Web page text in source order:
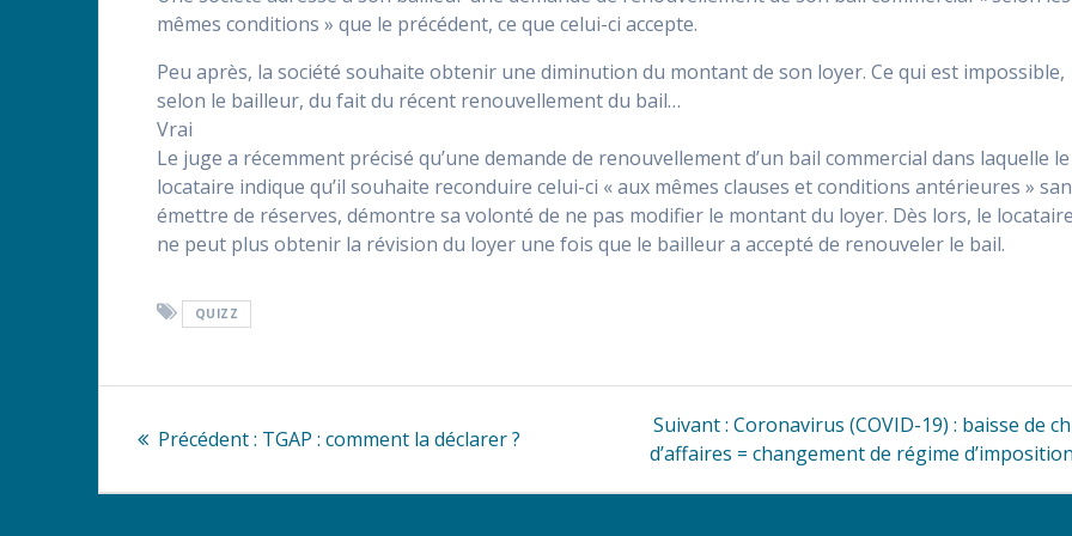
mêmes conditions » que le précédent, ce que celui-ci accepte.
Peu après, la société souhaite obtenir une diminution du montant de son loyer. Ce qui est impossible,
selon le bailleur, du fait du récent renouvellement du bail…
Vrai
Le juge a récemment précisé qu’une demande de renouvellement d’un bail commercial dans laquelle le
locataire indique qu’il souhaite reconduire celui-ci « aux mêmes clauses et conditions antérieures »
émettre de réserves, démontre sa volonté de ne pas modifier le montant du loyer. Dès lors, le locataire
ne peut plus obtenir la révision du loyer une fois que le bailleur a accepté de renouveler le bail.
QUIZZ
Précédent : Article
:
TGAP : comment la déclarer ?
Suivant : Article
suivant
Coronavirus (COVID-19) : baisse de
d’affaires = changement de régime